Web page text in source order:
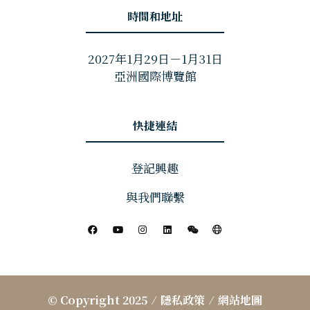
時間和地址
2027年1月29日－1月31日
亞洲國際博覽館
快捷連結
登記興趣
與我們聯繫
© Copyright 2025 隱私政策 網站地圖